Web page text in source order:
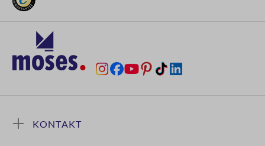
KONTAKT